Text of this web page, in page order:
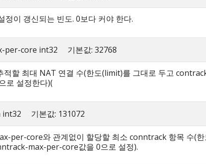
이 갱신되는 빈도. 0보다 커야 한다.
per-core int32 기본값: 32768
적할 최대 NAT 연결 수(한도(limit)를 그대로 두고
로 설정한다)(
int32 기본값: 131072
per-core와 관계없이 할당할 최소 conntrack 항목 수(한
max-per-core값을 0으로 설정).